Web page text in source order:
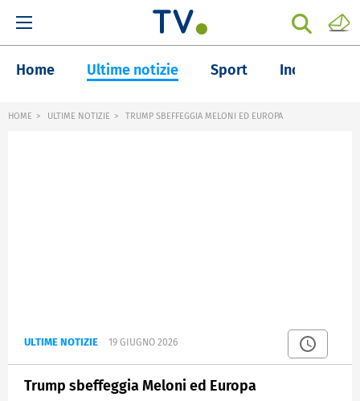
Home Ultime notizie Sport Inchieste
HOME ULTIME NOTIZIE TRUMP SBEFFEGGIA MELONI ED EUROPA
ULTIME NOTIZIE 19 GIUGNO 2026
Trump sbeffeggia Meloni ed Europa